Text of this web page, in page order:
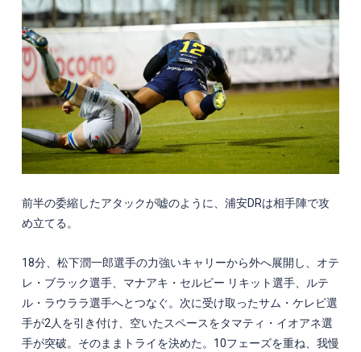
前半の委縮したアタックが嘘のように、浦安DRは相手陣で攻
め立てる。
18分、松下潤一郎選手の力強いキャリーから外へ展開し、オテ
レ・ブラック選手、マナアキ・セルビー リキット選手、ルテ
ル・ラウララ選手へとつなぐ。次に受け取ったサム・ケレビ選
手が2人を引き付け、空いたスペースをタマティ・イオアネ選
手が突破。そのままトライを決めた。10フェーズを重ね、我慢